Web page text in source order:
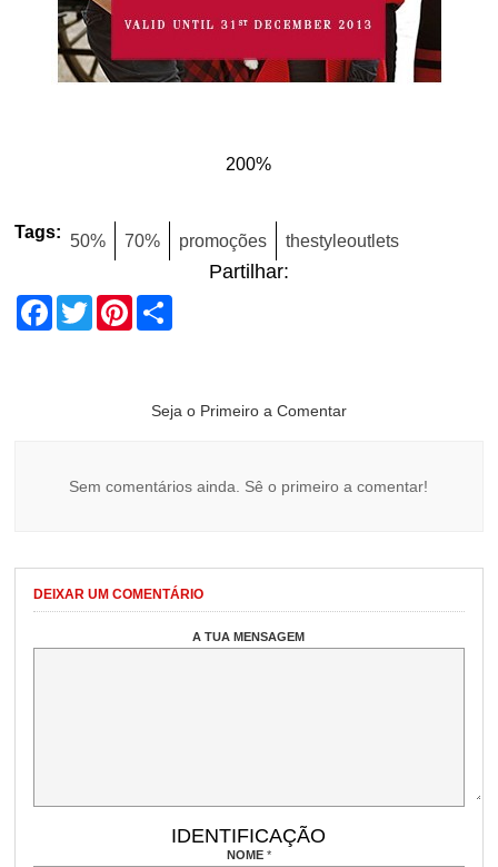
200%
Tags: 50% 70% promoções thestyleoutlets
Partilhar:
Facebook
TwitterPinterest
Seja o Primeiro a Comentar
Sem comentários ainda. Sê o primeiro a comentar!
DEIXAR UM COMENTÁRIO
A TUA MENSAGEM
IDENTIFICAÇÃO
NOME *